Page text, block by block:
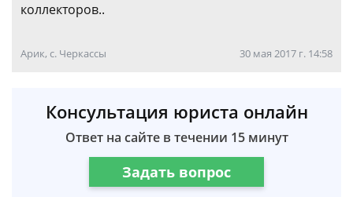
коллекторов..
Арик, с. Черкассы 30 мая 2017 г. 14:58
Консультация юриста онлайн
Ответ на сайте в течении 15 минут
Задать вопрос